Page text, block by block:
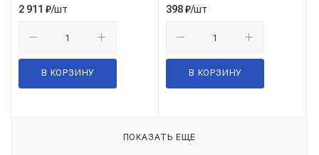
2 911 ₽/шт
В КОРЗИНУ
398₽/шт
В КОРЗИНУ
ПОКАЗАТЬ ЕЩЕ